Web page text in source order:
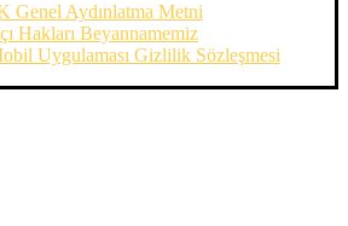
Genel Aydınlatma Metni
Hakları Beyannamemiz
Uygulaması Gizlilik Sözleşmesi